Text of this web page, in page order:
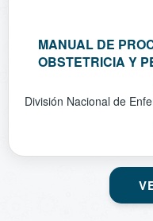
MANUAL DE
OBSTETRICIA Y
División Nacional de